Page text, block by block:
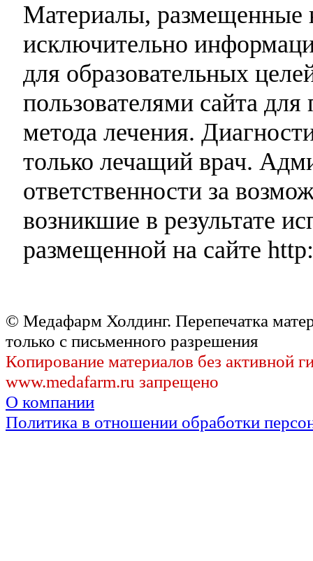
Материалы, размещенные
исключительно
для образовательных
пользователями сайта
метода лечения.
только лечащий врач.
ответственности за
возникшие в результате
размещенной на сайте
© Медафарм Холдинг. Перепечатка
только с письменного разрешения
Копирование материалов без активной
www.medafarm.ru запрещено
О компании
Политика в отношении обработки